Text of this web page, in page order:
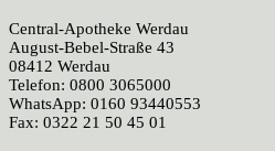
Central-Apotheke Werdau
August-Bebel-Straße 43
08412 Werdau
Telefon: 0800 3065000
WhatsApp: 0160 93440553
Fax: 0322 21 50 45 01